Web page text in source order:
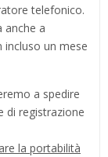
telefonico.
anche a
incluso un mese
a spedire
di registrazione
la portabilità